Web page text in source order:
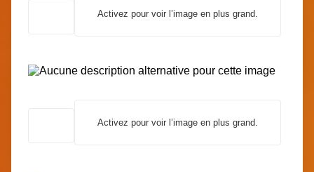
Activez pour voir l’image en plus grand.
Activez pour voir l’image en plus grand.